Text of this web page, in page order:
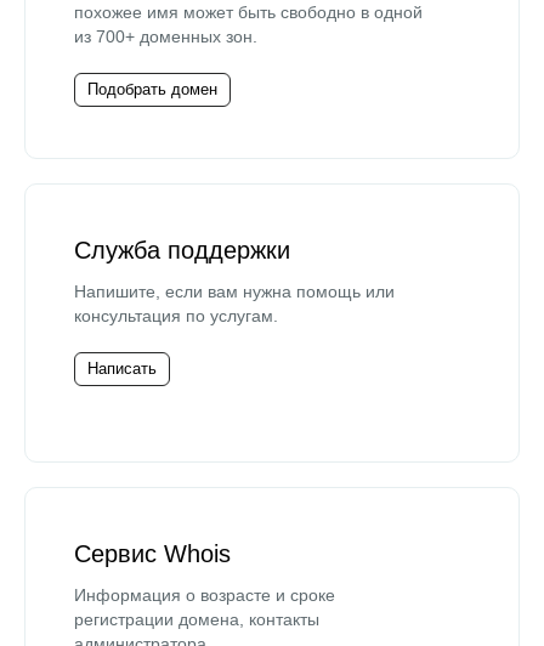
похожее имя может быть свободно в одной
из 700+ доменных зон.
Подобрать домен
Служба поддержки
Напишите, если вам нужна помощь или
консультация по услугам.
Написать
Сервис Whois
Информация о возрасте и сроке
регистрации домена, контакты